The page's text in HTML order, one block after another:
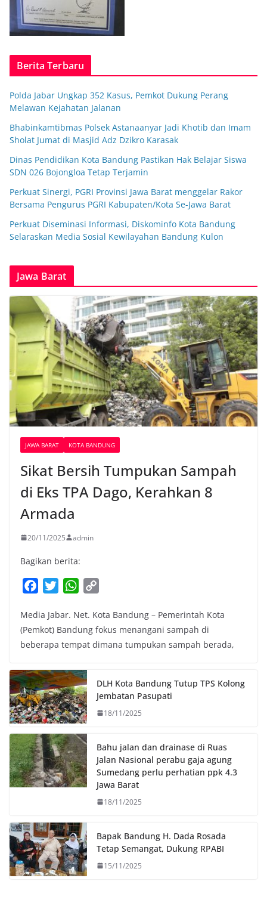
Berita Terbaru
Polda Jabar Ungkap 352 Kasus, Pemkot Dukung Perang
Melawan Kejahatan Jalanan
Bhabinkamtibmas Polsek Astanaanyar Jadi Khotib dan Imam
Sholat Jumat di Masjid Adz Dzikro Karasak
Dinas Pendidikan Kota Bandung Pastikan Hak Belajar Siswa
SDN 026 Bojongloa Tetap Terjamin
Perkuat Sinergi, PGRI Provinsi Jawa Barat menggelar Rakor
Bersama Pengurus PGRI Kabupaten/Kota Se-Jawa Barat
Perkuat Diseminasi Informasi, Diskominfo Kota Bandung
Selaraskan Media Sosial Kewilayahan Bandung Kulon
Jawa Barat
JAWA BARAT KOTA BANDUNG
Sikat Bersih Tumpukan Sampah
di Eks TPA Dago, Kerahkan 8
Armada
20/11/2025 admin
Bagikan berita:
c
e
b
o
k
i
t
t
r
W
a
t
s
p
p
p
y
L
n
k
Media Jabar. Net. Kota Bandung – Pemerintah Kota
(Pemkot) Bandung fokus menangani sampah di
beberapa tempat dimana tumpukan sampah berada,
DLH Kota Bandung Tutup TPS Kolong
Jembatan Pasupati
18/11/2025
Bahu jalan dan drainase di Ruas
Jalan Nasional perabu gaja agung
Sumedang perlu perhatian ppk 4.3
Jawa Barat
18/11/2025
Bapak Bandung H. Dada Rosada
Tetap Semangat, Dukung RPABI
15/11/2025